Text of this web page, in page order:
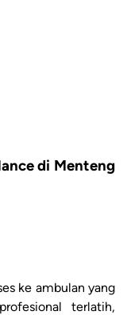
di Menteng
ke ambulan yang
terlatih,